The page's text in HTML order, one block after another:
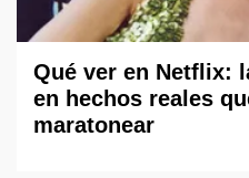
Qué ver en Netflix:
en hechos reales
maratonear